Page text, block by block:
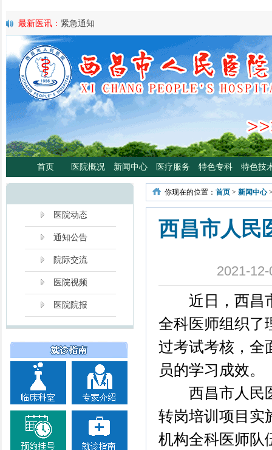
最新医讯： 紧急通知
最新医讯：好消息！四川大学华西医院泌尿外科专家魏强教授来院
最新医讯：西昌市人民总医院携手省科学普及专委会开展卫生下乡
宣传活动
最新医讯：
西昌市人民医院耳鼻咽喉头颈外科将于3月3日开展“全国
日”义诊活动
最新医讯： 重磅消息！2月21日起，四川大学华西医院泌尿外科魏强
将定期到西昌市人民医院开展门诊、手术
最新医讯：
西昌市人民医院胃肠肿瘤专病门诊开诊！
最新医讯：西昌市人民医院开展日间蓝光治疗门诊 轻度“小黄人”，
分离、不住院就能照蓝光啦！
最新医讯：
好消息！西昌市人民医院高压氧舱运行啦
最新医讯：【义诊预告】西昌市人民医院大型义诊活动，5月7日约
最新医讯：凉山各医院2年跑出“加速度”，9月再迎华西胸外专家
首页 医院概况 新闻中心 医疗服务 特色专科 特色技
医院动态
通知公告
院际交流
医院视频
医院院报
你现在的位置： 首页 > 新闻中心
西昌市人民
2021-
近日，西昌市
全科医师组织了
过考试考核，全
员的学习成效。
西昌市人民医
转岗培训项目实
机构全科医师队